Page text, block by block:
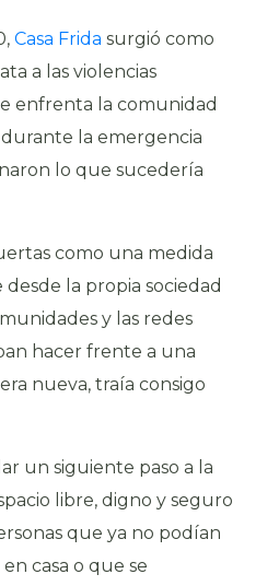
Casa Frida surgió como
a las violencias
enfrenta la comunidad
durante la emergencia
lo que sucedería
como una medida
la propia sociedad
y las redes
hacer frente a una
nueva, traía consigo
un siguiente paso a la
libre, digno y seguro
que ya no podían
casa o que se